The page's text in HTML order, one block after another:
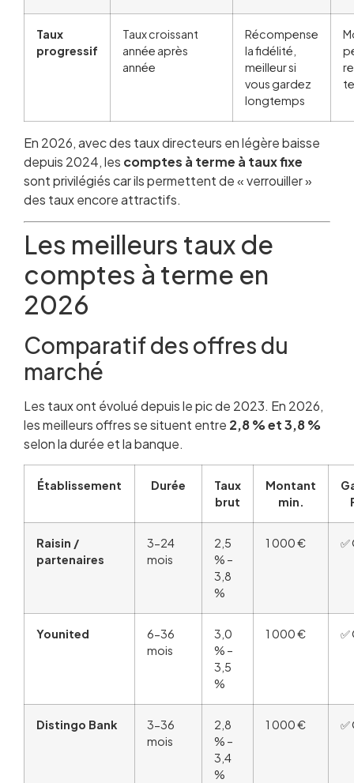
Taux
progressif
Taux croissant
année après
année
Récompense
la fidélité,
meilleur si
vous gardez
longtemps
En 2026, avec des taux directeurs en légère baisse
depuis 2024, les comptes à terme à taux fixe
sont privilégiés car ils permettent de « verrouiller »
des taux encore attractifs.
Les meilleurs taux de
comptes à terme en
2026
Comparatif des offres du
marché
Les taux ont évolué depuis le pic de 2023. En 2026,
les meilleurs offres se situent entre 2,8 % et 3,8 %
selon la durée et la banque.
Établissement Durée
Taux
brut
Montant
min.
Raisin /
partenaires
3-24
mois
2,5
% –
3,8
%
1 000 € ✅
Younited
6-36
mois
3,0
% –
3,5
%
1 000 € ✅
Distingo Bank
3-36
mois
2,8
% –
3,4
%
1 000 € ✅